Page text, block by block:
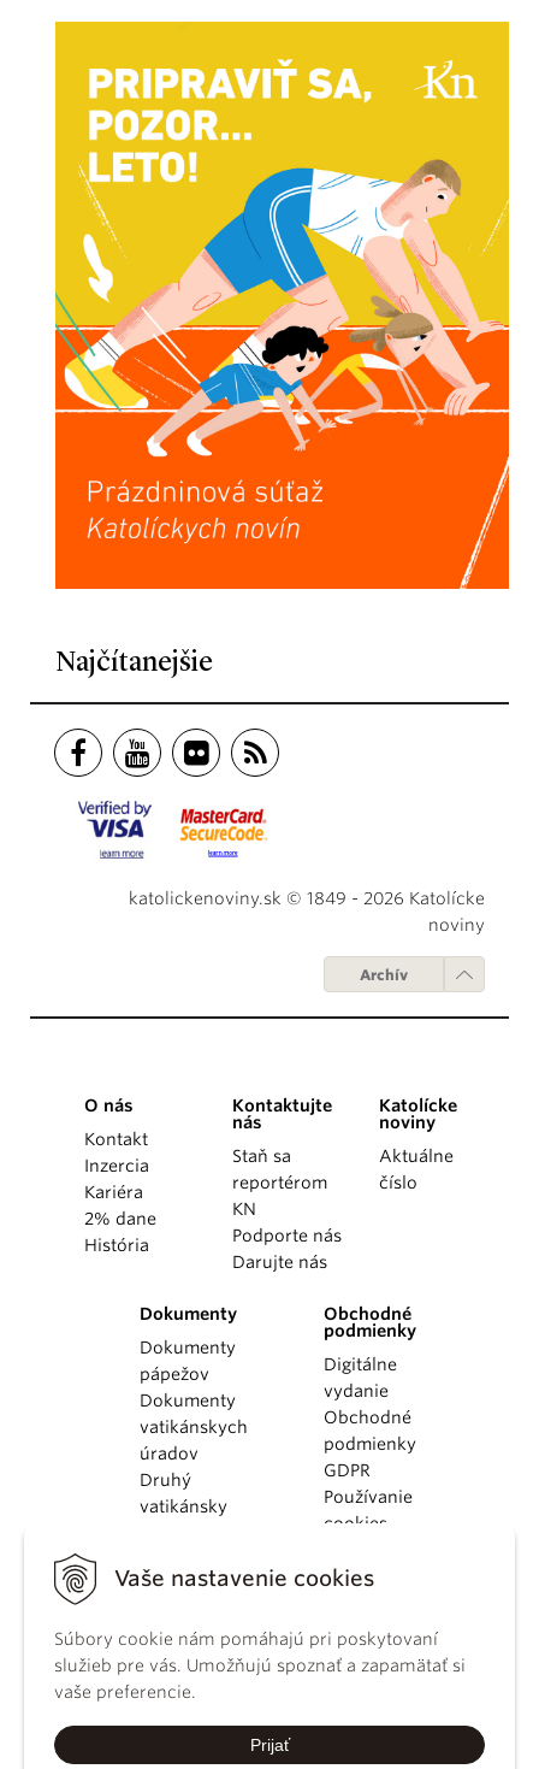
Vaše nastavenie cookies
Súbory cookie nám pomáhajú pri poskytovaní
služieb pre vás. Umožňujú spoznať a zapamätať si
vaše preferencie.
Prijať
Najčítanejšie
katolickenoviny.sk © 1849 - 2026 Katolícke
noviny
Archív
O nás
Kontakt
Inzercia
Kariéra
2% dane
História
Kontaktujte
nás
Staň sa
reportérom
KN
Podporte nás
Darujte nás
Katolícke
noviny
Aktuálne
číslo
Dokumenty
Dokumenty
pápežov
Dokumenty
vatikánskych
úradov
Druhý
vatikánsky
KBS
kánonického
práva
Katechizmus
Obchodné
podmienky
Digitálne
vydanie
Obchodné
podmienky
GDPR
Používanie
cookies